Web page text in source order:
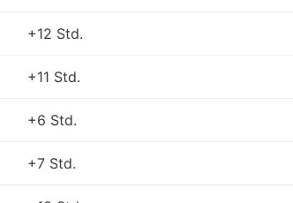
+12 Std.
+11 Std.
+6 Std.
+7 Std.